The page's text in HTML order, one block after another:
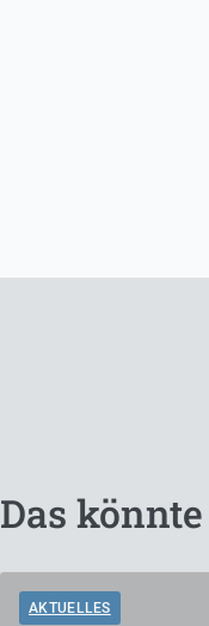
Das
AKTUELLES